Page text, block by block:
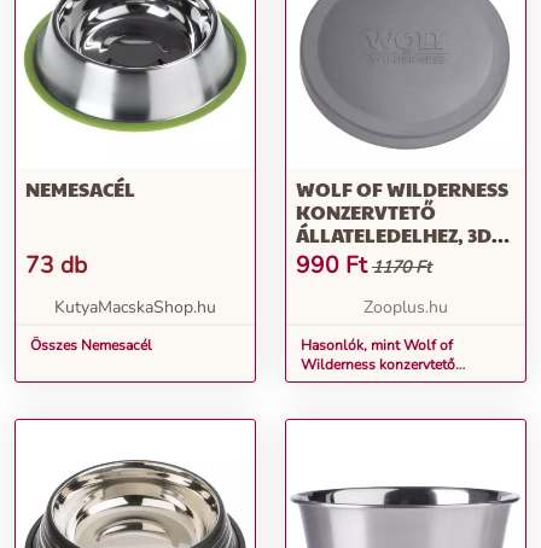
NEMESACÉL
73 db
KutyaMacskaShop.hu
Összes Nemesacél
WOLF OF WILDERNESS
KONZERVTETŐ
ÁLLATELEDELHEZ, 3DB,
Ø 7,5 CM (400 G) + Ø 10
CM (800 G)
990 Ft 1170 Ft
Zooplus.hu
Hasonlók, mint Wolf of
Wilderness konzervtető
állateledelhez, 3db, Ø 7,5 cm